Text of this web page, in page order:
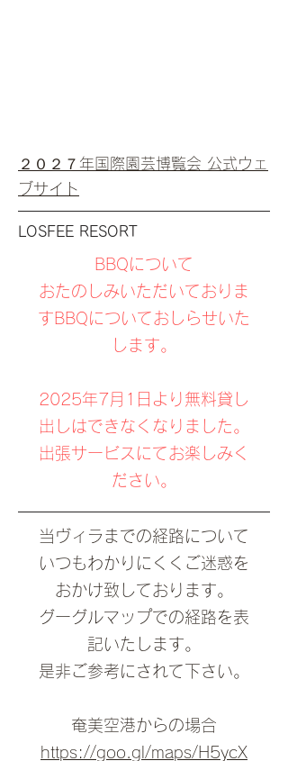
２０２７年国際園芸博覧会 公式ウェ
ブサイト
LOSFEE RESORT
BBQについて
おたのしみいただいておりま
すBBQについておしらせいた
します。
2025年7月1日より無料貸し
出しはできなくなりました。
​出張サービスにてお楽しみく
ださい。
当ヴィラまでの経路について
いつもわかりにくくご迷惑を
おかけ致しております。
グーグルマップでの経路を表
記いたします。
是非ご参考にされて下さい。
​奄美空港からの場合
https://goo.gl/maps/H5ycX